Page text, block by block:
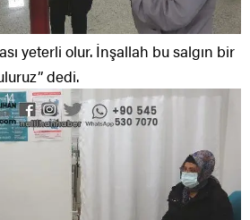
yeterli olur. İnşallah bu salgın bir
dedi.